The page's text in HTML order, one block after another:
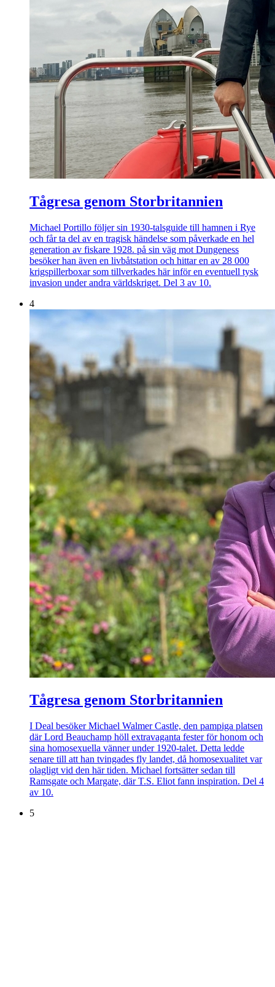
Tågresa genom Storbritannien
Michael Portillo följer sin 1930-talsguide till hamnen i Rye
och får ta del av en tragisk händelse som påverkade en hel
generation av fiskare 1928. på sin väg mot Dungeness
besöker han även en livbåtstation och hittar en av 28 000
krigspillerboxar som tillverkades här inför en eventuell tysk
invasion under andra världskriget. Del 3 av 10.
4
Tågresa genom Storbritannien
I Deal besöker Michael Walmer Castle, den pampiga platsen
där Lord Beauchamp höll extravaganta fester för honom och
sina homosexuella vänner under 1920-talet. Detta ledde
senare till att han tvingades fly landet, då homosexualitet var
olagligt vid den här tiden. Michael fortsätter sedan till
Ramsgate och Margate, där T.S. Eliot fann inspiration. Del 4
av 10.
5